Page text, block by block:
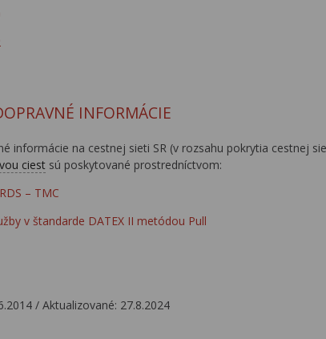
INFORMÁCIE
informácie na cestnej sieti SR (v rozsahu pokrytia cestnej
ciestsú poskytované prostredníctvom:
– TMC
v štandarde DATEX II metódou Pull
/ Aktualizované: 27.8.2024